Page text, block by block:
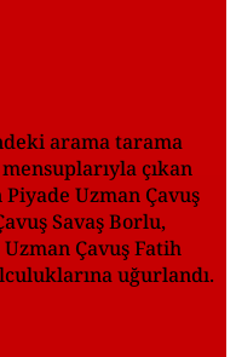
arama tarama
çıkan
Uzman Çavuş
Savaş Borlu,
Çavuş Fatih
uğurlandı.